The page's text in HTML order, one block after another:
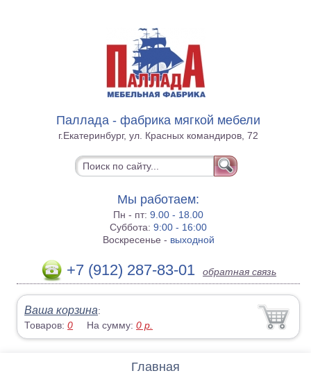
Паллада - фабрика мягкой мебели
г.Екатеринбург, ул. Красных командиров, 72
Мы работаем:
Пн - пт:9.00 - 18.00
Суббота:9:00 - 16:00
Воскресенье - выходной
+7 (912) 287-83-01 обратная связь
Ваша корзина:
Товаров:0 На сумму:0 р.
Главная